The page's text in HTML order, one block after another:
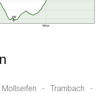
30 km
390
- Trambach -